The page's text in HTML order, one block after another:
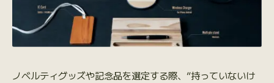
ノベルティグッズや記念品を選定する際、”持っていないけ